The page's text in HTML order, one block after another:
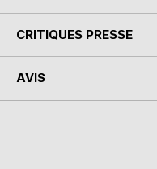
CRITIQUES PRESSE
AVIS